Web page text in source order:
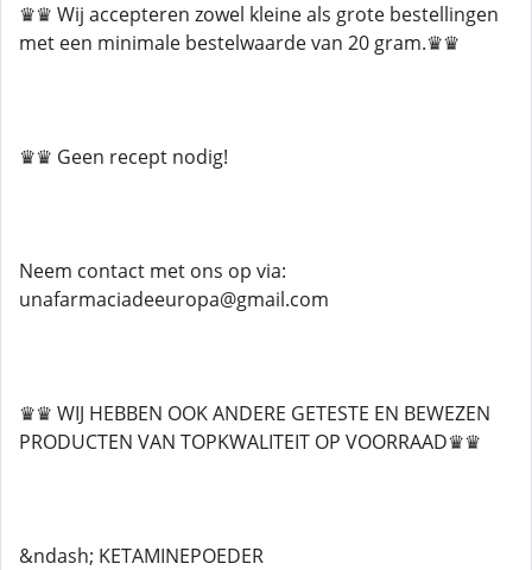
♛♛ Wij accepteren zowel kleine als grote bestellingen
met een minimale bestelwaarde van 20 gram.♛♛
♛♛ Geen recept nodig!
Neem contact met ons op via:
unafarmaciadeeuropa@gmail.com
♛♛ WIJ HEBBEN OOK ANDERE GETESTE EN BEWEZEN
PRODUCTEN VAN TOPKWALITEIT OP VOORRAAD♛♛
&ndash; KETAMINEPOEDER